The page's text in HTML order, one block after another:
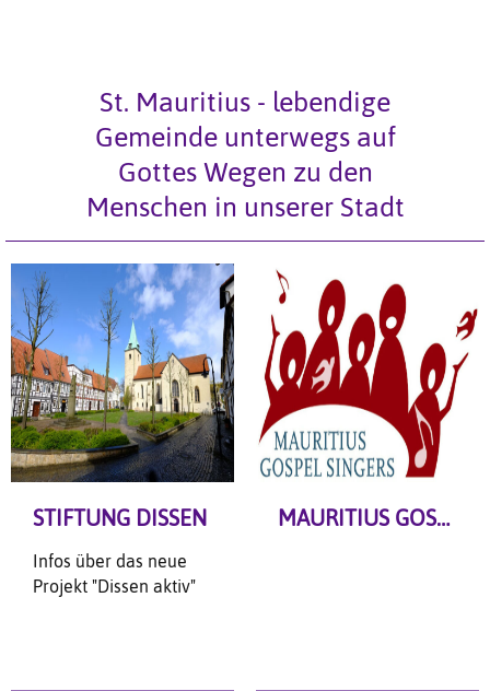
St. Mauritius - lebendige
Gemeinde unterwegs auf
Gottes Wegen zu den
Menschen in unserer Stadt
STIFTUNG DISSEN
Infos über das neue
Projekt "Dissen aktiv"
MAURITIUS GOSPEL SINGERS